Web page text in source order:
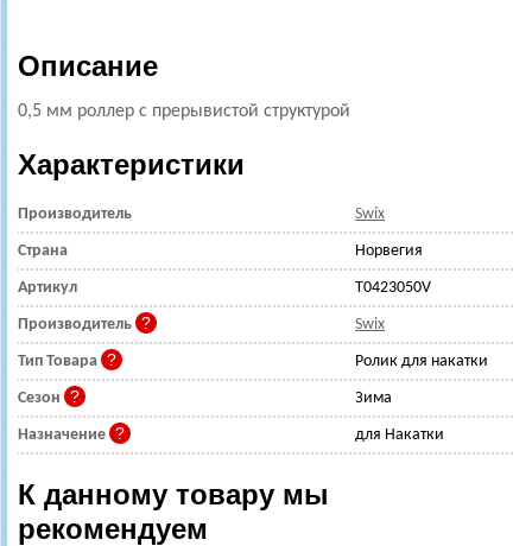
Описание
0,5 мм роллер с прерывистой структурой
Характеристики
Производитель Swix
Страна Норвегия
Артикул T0423050V
Производитель Swix
Тип Товара Ролик для накатки
Сезон Зима
Назначение для Накатки
К данному товару мы
рекомендуем